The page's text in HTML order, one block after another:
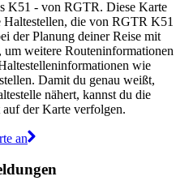
K51 - von RGTR. Diese Karte
die von RGTR K51
der Planung deiner Reise mit
, um weitere Routeninformationen
wie
Damit du genau weißt,
nähert, kannst du die
der Karte verfolgen.
an